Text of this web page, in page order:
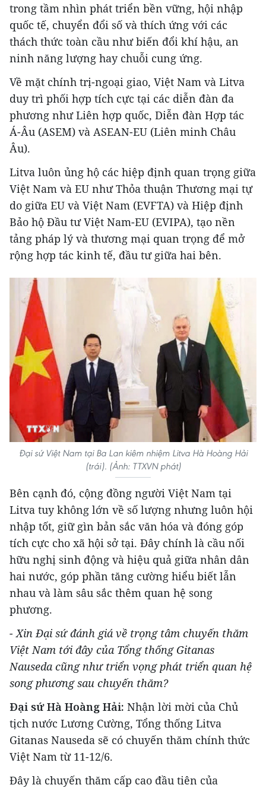
trong tầm nhìn phát triển bền vững, hội nhập
quốc tế, chuyển đổi số và thích ứng với các
thách thức toàn cầu như biến đổi khí hậu, an
ninh năng lượng hay chuỗi cung ứng.
Về mặt chính trị-ngoại giao, Việt Nam và Litva
duy trì phối hợp tích cực tại các diễn đàn đa
phương như Liên hợp quốc, Diễn đàn Hợp tác
Á-Âu (ASEM) và ASEAN-EU (Liên minh Châu
Âu).
Litva luôn ủng hộ các hiệp định quan trọng giữa
Việt Nam và EU như Thỏa thuận Thương mại tự
do giữa EU và Việt Nam (EVFTA) và Hiệp định
Bảo hộ Đầu tư Việt Nam-EU (EVIPA), tạo nền
tảng pháp lý và thương mại quan trọng để mở
rộng hợp tác kinh tế, đầu tư giữa hai bên.
Đại sứ Việt Nam tại Ba Lan kiêm nhiệm Litva Hà Hoàng Hải
(trái). (Ảnh: TTXVN phát)
Bên cạnh đó, cộng đồng người Việt Nam tại
Litva tuy không lớn về số lượng nhưng luôn hội
nhập tốt, giữ gìn bản sắc văn hóa và đóng góp
tích cực cho xã hội sở tại. Đây chính là cầu nối
hữu nghị sinh động và hiệu quả giữa nhân dân
hai nước, góp phần tăng cường hiểu biết lẫn
nhau và làm sâu sắc thêm quan hệ song
phương.
- Xin Đại sứ đánh giá về trọng tâm chuyến thăm
Việt Nam tới đây của Tổng thống Gitanas
Nauseda cũng như triển vọng phát triển quan hệ
song phương sau chuyến thăm?
Đại sứ Hà Hoàng Hải: Nhận lời mời của Chủ
tịch nước Lương Cường, Tổng thống Litva
Gitanas Nauseda sẽ có chuyến thăm chính thức
Việt Nam từ 11-12/6.
Đây là chuyến thăm cấp cao đầu tiên của